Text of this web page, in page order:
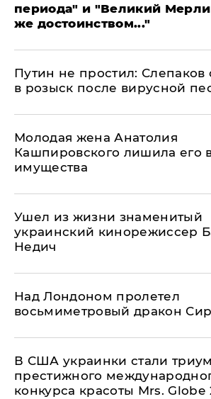
периода" и "Великий
же достоинством..."
Путин не простил: Слепаков
в розыск после вирусной
Молодая жена Анатолия
Кашпировского лишила его
имущества
Ушел из жизни знаменитый
украинский кинорежиссер
Недич
Над Лондоном пролетел
восьмиметровый дракон
В США украинки стали
престижного
конкурса красоты Mrs. Globe